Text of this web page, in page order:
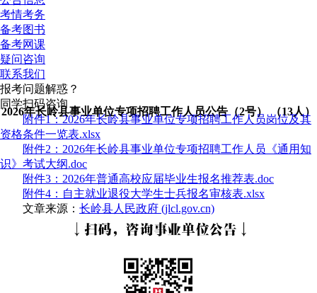
考情考务
备考图书
备考网课
疑问咨询
联系我们
报考问题解惑？
同学扫码咨询
2026年长岭县事业单位专项招聘工作人员公告（2号） （13人）
附件1：2026年长岭县事业单位专项招聘工作人员岗位及其
资格条件一览表.xlsx
附件2：2026年长岭县事业单位专项招聘工作人员《通用知
识》考试大纲.doc
附件3：2026年普通高校应届毕业生报名推荐表.doc
附件4：自主就业退役大学生士兵报名审核表.xlsx
文章来源： 长岭县人民政府 (jlcl.gov.cn)